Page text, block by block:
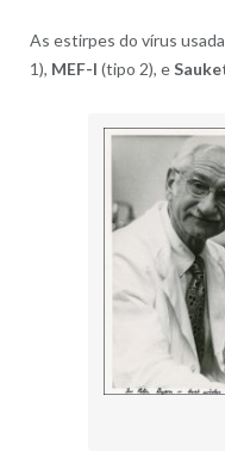
As estirpes do vírus
1), MEF-I (tipo 2), e